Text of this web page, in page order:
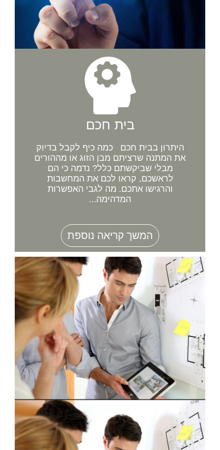
בית חכם
היתרון בבית חכם כמה כיף לקבל בדיוק
את המתנה שרציתם מבן הזוג או מההורים
מבלי שביקשתם כלל? נדמה כי הם
לראשכם, קראו לכם את המחשבות
והרגישו אתכם. מה לגבי האפשרות
המדהימה...
המשך קריאה נוספת